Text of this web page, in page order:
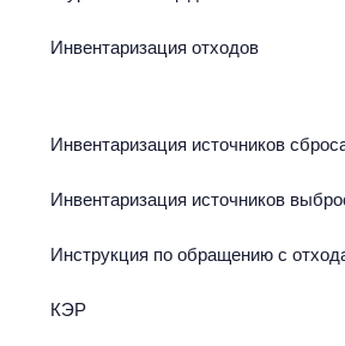
Инвентаризация отходов
Инвентаризация источников
Инвентаризация источников
Инструкция по обращению с
КЭР